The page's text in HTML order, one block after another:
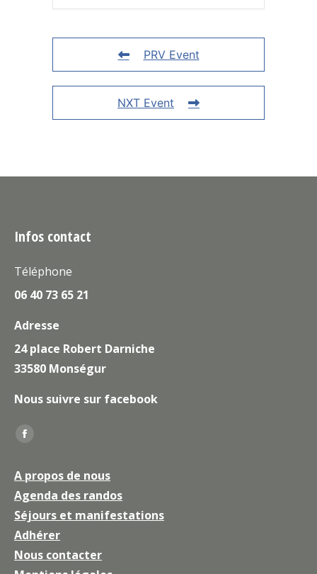
PRV Event
NXT Event
Infos contact
Téléphone
06 40 73 65 21
Adresse
24 place Robert Darniche
33580 Monségur
Nous suivre sur facebook
Trouvez nous sur :
La
Facebook
s'ouvre
dans
une
nouvelle
A propos de nous
Agenda des randos
Séjours et manifestations
Adhérer
Nous contacter